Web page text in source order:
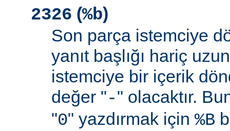
2326 (%b)
Son parça istemciye
yanıt başlığı hariç
istemciye bir içerik
değer "-" olacaktır.
"0" yazdırmak için %B